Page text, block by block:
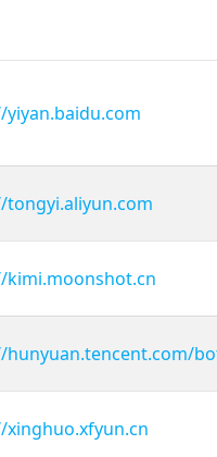
kimi.moonshot.cn
hunyuan.tencent.com/